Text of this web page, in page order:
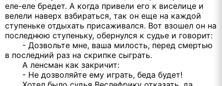
еле-еле бредет. А когда привели его к виселице и
велели наверх взбираться, так он еще на каждой
ступеньке отдыхать присаживался. Вот взошел он на
последнюю ступеньку, обернулся к судье и говорит:
- Дозвольте мне, ваша милость, перед смертью
в последний раз на скрипке сыграть.
А ленсман как закричит:
- Не дозволяйте ему играть, беда будет!